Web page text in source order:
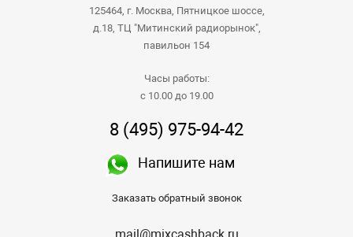
125464, г. Москва, Пятницкое шоссе,
д.18, ТЦ "Митинский радиорынок",
павильон 154
Часы работы:
с 10.00 до 19.00
8 (495) 975-94-42
Напишите нам
Заказать обратный звонок